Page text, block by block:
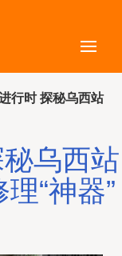
行时 探秘乌西站
乌西站
“神器”